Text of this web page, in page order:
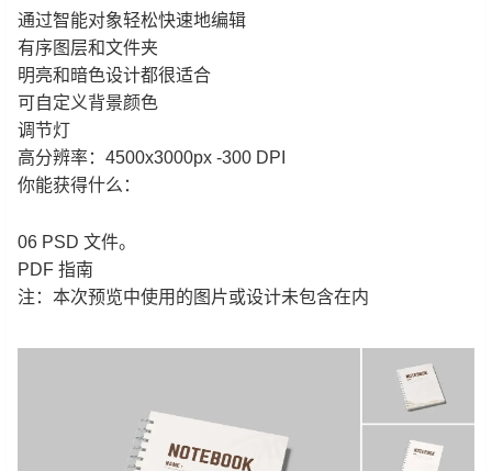
通过智能对象轻松快速地编辑
有序图层和文件夹
明亮和暗色设计都很适合
可自定义背景颜色
调节灯
高分辨率：4500x3000px -300 DPI
你能获得什么：
06 PSD 文件。
PDF 指南
注：本次预览中使用的图片或设计未包含在内